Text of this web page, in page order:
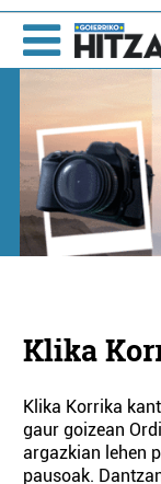
Klika
Klika Korrika
gaur goizean
argazkian lehen
pausoak.